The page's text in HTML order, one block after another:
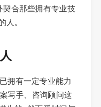
合那些拥有专业技
人。
拥有一定专业能力
写手、咨询顾问这